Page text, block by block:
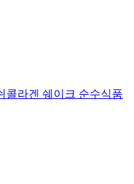
콜라겐 쉐이크 순수식품